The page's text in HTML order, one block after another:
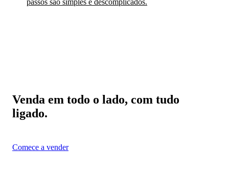
Venda em todo o lado, com tudo
ligado.
Comece a vender